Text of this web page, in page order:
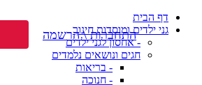
דף הבית
גני ילדים ומוסדות חינוך
- אחסון לגני ילדים
חגים ונושאים נלמדים
- בריאות
- חנוכה
התחברות \ הרשמה